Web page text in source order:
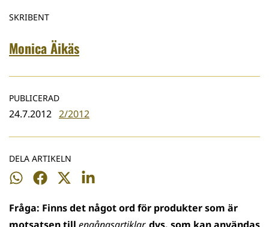
SKRIBENT
Monica Äikäs
PUBLICERAD
24.7.2012 2/2012
DELA ARTIKELN
Dela
WhatsApp
Dela
Facebook
Dela
Twitter
Dela
LinkedIn
Fråga: Finns det något ord för produkter som är